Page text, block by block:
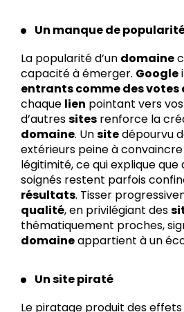
Un manque de
La popularité d’un domaine
capacité à émerger. Google
entrants comme des votes
chaque lien pointant vers vos
d’autressites renforce la
domaine. Unsitedépourvu
extérieurs peine à
légitimité, ce qui explique que
soignés restent parfois
résultats. Tisser
qualité, en privilégiant des
thématiquement proches,
domaineappartient à un
Un site piraté
Le piratage produit des